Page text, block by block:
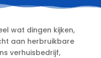
wat dingen kijken,
aan herbruikbare
verhuisbedrijf,